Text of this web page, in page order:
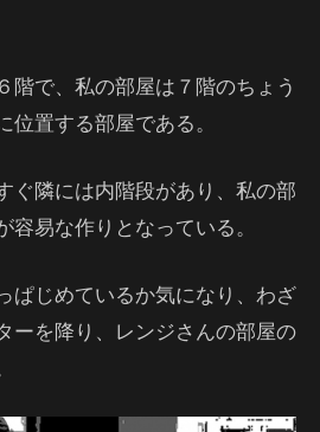
階で、私の部屋は７階のちょう
置する部屋である。
ぐ隣には内階段があり、私の部
易な作りとなっている。
ぱじめているか気になり、わざ
ーを降り、レンジさんの部屋の